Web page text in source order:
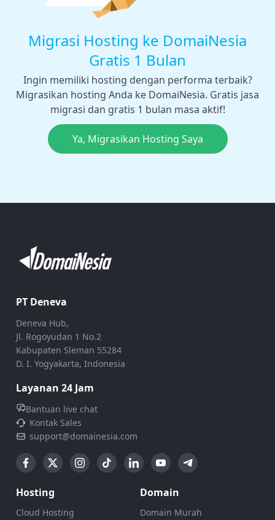
Migrasi Hosting ke DomaiNesia
Gratis 1 Bulan
Ingin memiliki hosting dengan performa terbaik?
Migrasikan hosting Anda ke DomaiNesia. Gratis jasa
migrasi dan gratis 1 bulan masa aktif!
Ya, Migrasikan Hosting Saya
PT Deneva
Deneva Hub,
Jl. Rogoyudan 1 No.2
Kabupaten Sleman 55284
D. I. Yogyakarta, Indonesia
Layanan 24 Jam
Bantuan live chat
Kontak Sales
support@domainesia.com
Hosting
Cloud Hosting
Domain
Domain Murah